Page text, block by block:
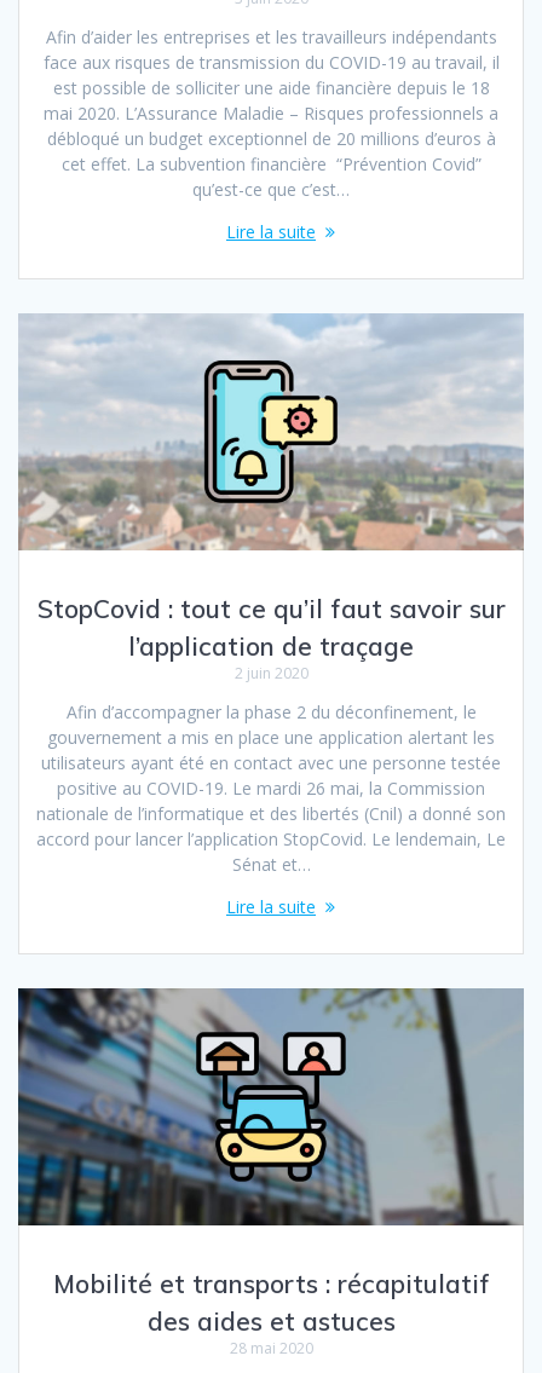
Afin d’aider les entreprises et les travailleurs indépendants
face aux risques de transmission du COVID-19 au travail, il
est possible de solliciter une aide financière depuis le 18
mai 2020. L’Assurance Maladie – Risques professionnels a
débloqué un budget exceptionnel de 20 millions d’euros à
cet effet. La subvention financière “Prévention Covid”
qu’est-ce que c’est…
Lire la suite
StopCovid : tout ce qu’il faut savoir sur
l’application de traçage
2 juin 2020
Afin d’accompagner la phase 2 du déconfinement, le
gouvernement a mis en place une application alertant les
utilisateurs ayant été en contact avec une personne testée
positive au COVID-19. Le mardi 26 mai, la Commission
nationale de l’informatique et des libertés (Cnil) a donné son
accord pour lancer l’application StopCovid. Le lendemain, Le
Sénat et…
Lire la suite
Mobilité et transports : récapitulatif
des aides et astuces
28 mai 2020